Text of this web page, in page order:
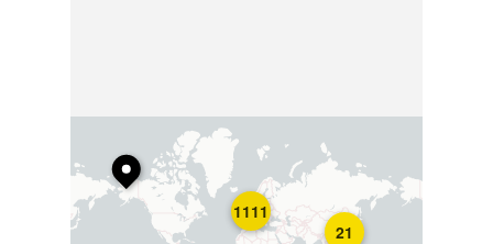
21
1111